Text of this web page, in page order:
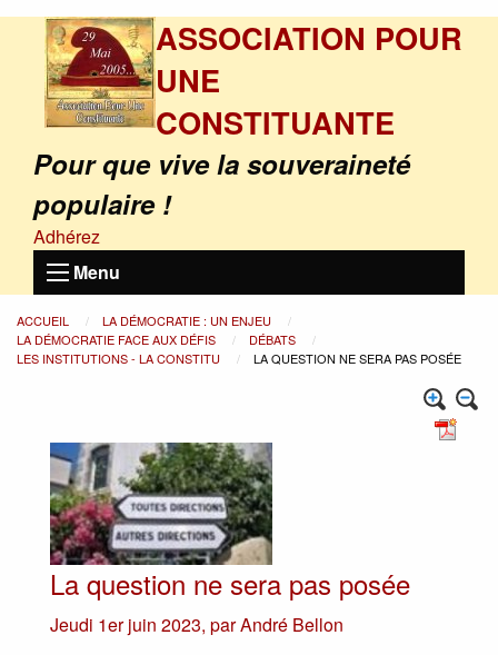
ASSOCIATION POUR
UNE
CONSTITUANTE
Pour que vive la souveraineté
populaire !
Adhérez
Menu
ACCUEIL
LA DÉMOCRATIE : UN ENJEU
LA DÉMOCRATIE FACE AUX DÉFIS
DÉBATS
LES INSTITUTIONS - LA CONSTITU
LA QUESTION NE SERA PAS POSÉE
La question ne sera pas posée
Jeudi 1er juin 2023, parAndré Bellon